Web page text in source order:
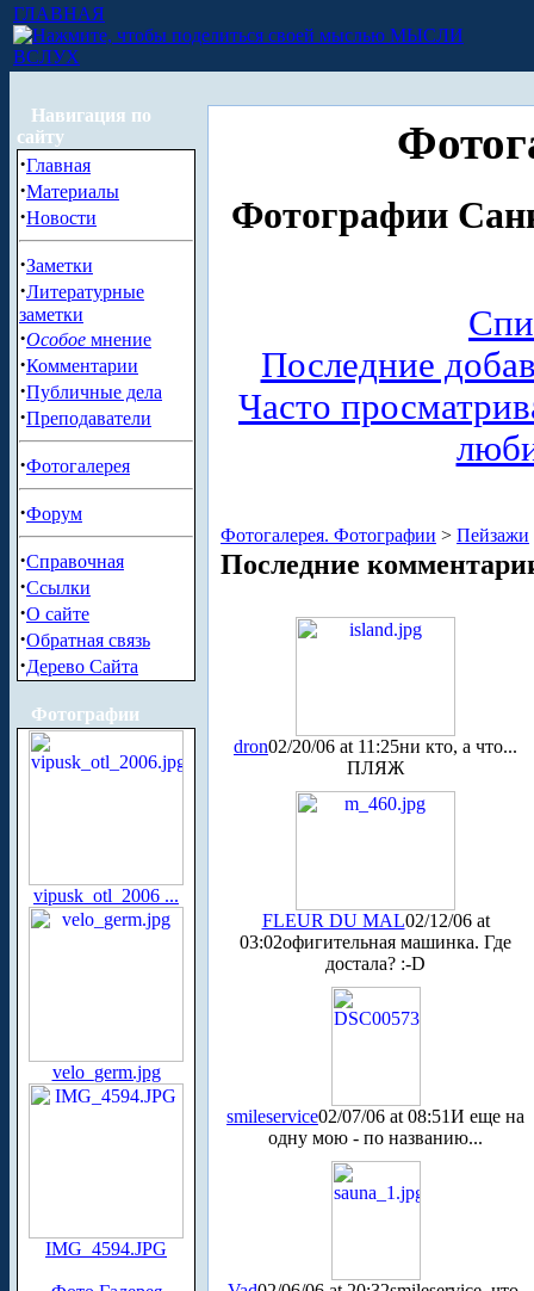
ГЛАВНАЯ
МЫСЛИ
ВСЛУХ
Навигация по
сайту
·Главная
·Материалы
·Новости
·Заметки
·Литературные
заметки
·Особое мнение
·Комментарии
·Публичные дела
·Преподаватели
·Фотогалерея
·Форум
·Справочная
·Ссылки
·О сайте
·Обратная связь
·Дерево Сайта
Фотографии
vipusk_otl_2006 ...
velo_germ.jpg
IMG_4594.JPG
Фотографии
Последние
Часто
Фотогалерея. Фотографии > Пейзажи
Последние
dron02/20/06 at 11:25ни кто, а что...
ПЛЯЖ
FLEUR DU MAL02/12/06 at
03:02офигительная машинка. Где
досталa? :-D
smileservice02/07/06 at 08:51И еще на
одну мою - по названию...